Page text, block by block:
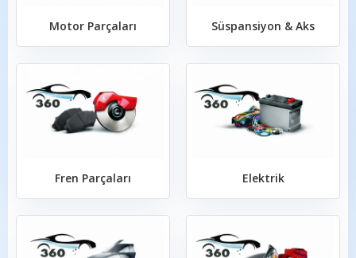
Motor Parçaları Süspansiyon & Aks
Fren Parçaları Elektrik